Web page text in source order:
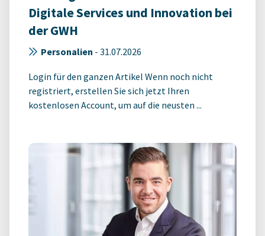
Digitale Services und Innovation bei
der GWH
Personalien - 31.07.2026
Login für den ganzen Artikel Wenn noch nicht
registriert, erstellen Sie sich jetzt Ihren
kostenlosen Account, um auf die neusten ...